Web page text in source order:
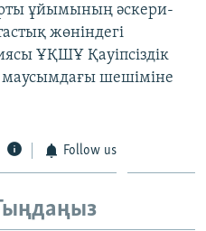
ұйымының әскери-
жөніндегі
ҰҚШҰ Қауіпсіздік
маусымдағы шешіміне
Follow us